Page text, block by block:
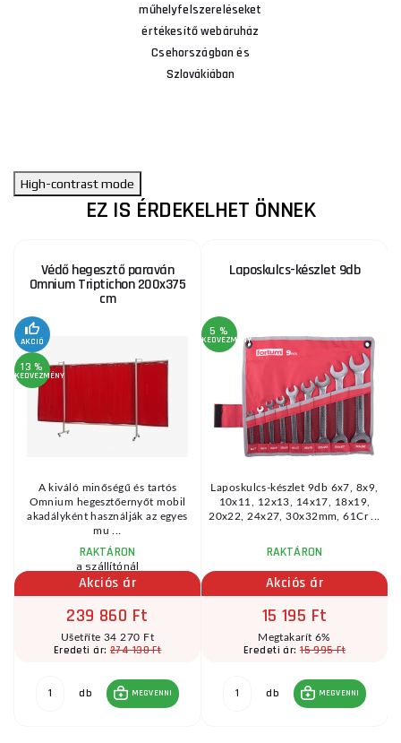
műhelyfelszereléseket
értékesítő webáruház
Csehországban és
Szlovákiában
High-contrast mode
EZ IS ÉRDEKELHET ÖNNEK
Védő hegesztő paraván
Omnium Triptichon 200x375
cm
AKCIÓ
13 %
KEDVEZMÉNY
A kiváló minőségű és tartós
Omnium hegesztőernyőt mobil
akadályként használják az egyes
mu ...
RAKTÁRON
a szállítónál
Akciós ár
239 860 Ft
Ušetříte 34 270 Ft
Eredeti ár: 274 130 Ft
db MEGVENNI
Laposkulcs-készlet 9db
5 %
KEDVEZMÉNY
Laposkulcs-készlet 9db 6x7, 8x9,
10x11, 12x13, 14x17, 18x19,
20x22, 24x27, 30x32mm, 61Cr ...
RAKTÁRON
Akciós ár
15 195 Ft
Megtakarít 6%
Eredeti ár:15 995 Ft
db MEGVENNI